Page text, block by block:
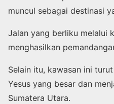
muncul sebagai destinasi
Jalan yang berliku melalui
menghasilkan
Selain itu, kawasan ini
Yesus yang besar dan
Sumatera Utara.